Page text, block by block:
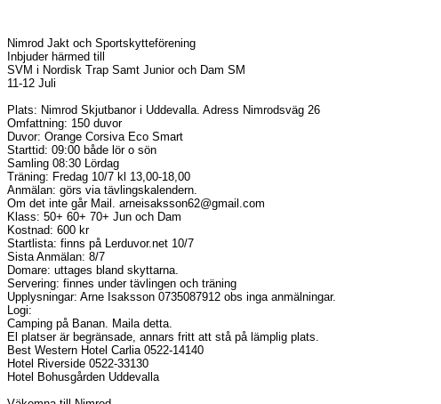
Nimrod Jakt och Sportskytteförening
Inbjuder härmed till
SVM i Nordisk Trap Samt Junior och Dam SM
11-12 Juli
Plats: Nimrod Skjutbanor i Uddevalla. Adress Nimrodsväg 26
Omfattning: 150 duvor
Duvor: Orange Corsiva Eco Smart
Starttid: 09:00 både lör o sön
Samling 08:30 Lördag
Träning: Fredag 10/7 kl 13,00-18,00
Anmälan: görs via tävlingskalendern.
Om det inte går Mail. arneisaksson62@gmail.com
Klass: 50+ 60+ 70+ Jun och Dam
Kostnad: 600 kr
Startlista: finns på Lerduvor.net 10/7
Sista Anmälan: 8/7
Domare: uttages bland skyttarna.
Servering: finnes under tävlingen och träning
Upplysningar: Arne Isaksson 0735087912 obs inga anmälningar.
Logi:
Camping på Banan. Maila detta.
El platser är begränsade, annars fritt att stå på lämplig plats.
Best Western Hotel Carlia 0522-14140
Hotel Riverside 0522-33130
Hotel Bohusgården Uddevalla